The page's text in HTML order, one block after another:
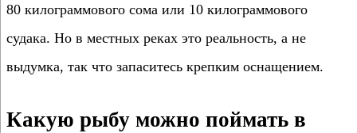
80 килограммового сома или 10 килограммового
судака. Но в местных реках это реальность, а не
выдумка, так что запаситесь крепким оснащением.
Какую рыбу можно поймать в